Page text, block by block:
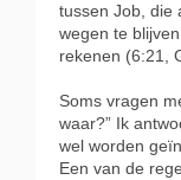
tussen Job, die
wegen te
rekenen (6:21,
Soms vragen
waar?” Ik
wel worden
Een van de